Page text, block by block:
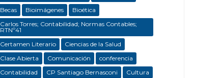
Becas
Bioimágenes
Bioética
Carlos Torres; Contabilidad; Normas Contables;
RTNº41
Certamen Literario
Ciencias de la Salud
Clase Abierta
Comunicación
conferencia
Contabilidad
CP Santiago Bernasconi
Cultura